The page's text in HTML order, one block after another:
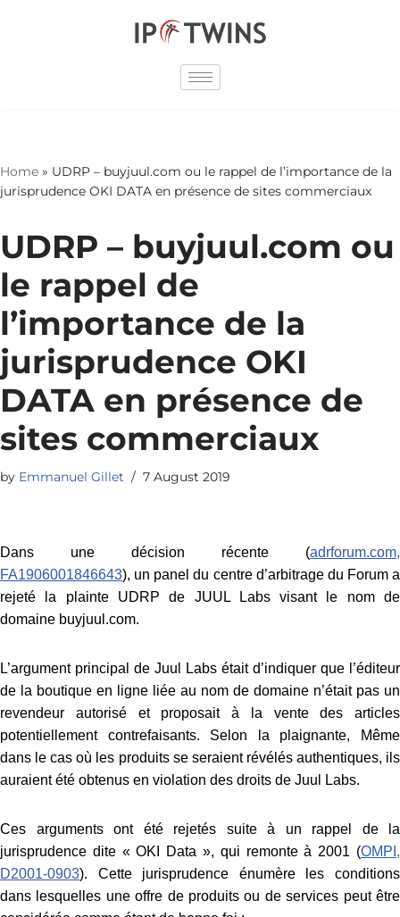
Home » UDRP – buyjuul.com ou le rappel de l’importance de la
jurisprudence OKI DATA en présence de sites commerciaux
UDRP – buyjuul.com ou
le rappel de
l’importance de la
jurisprudence OKI
DATA en présence de
sites commerciaux
by Emmanuel Gillet 7 August 2019
Dans une décision récente (adrforum.com,
FA1906001846643), un panel du centre d’arbitrage du Forum a
rejeté la plainte UDRP de JUUL Labs visant le nom de
domaine buyjuul.com.
L’argument principal de Juul Labs était d’indiquer que l’éditeur
de la boutique en ligne liée au nom de domaine n’était pas un
revendeur autorisé et proposait à la vente des articles
potentiellement contrefaisants. Selon la plaignante, Même
dans le cas où les produits se seraient révélés authentiques, ils
auraient été obtenus en violation des droits de Juul Labs.
Ces arguments ont été rejetés suite à un rappel de la
jurisprudence dite « OKI Data », qui remonte à 2001 (OMPI,
D2001-0903). Cette jurisprudence énumère les conditions
dans lesquelles une offre de produits ou de services peut être